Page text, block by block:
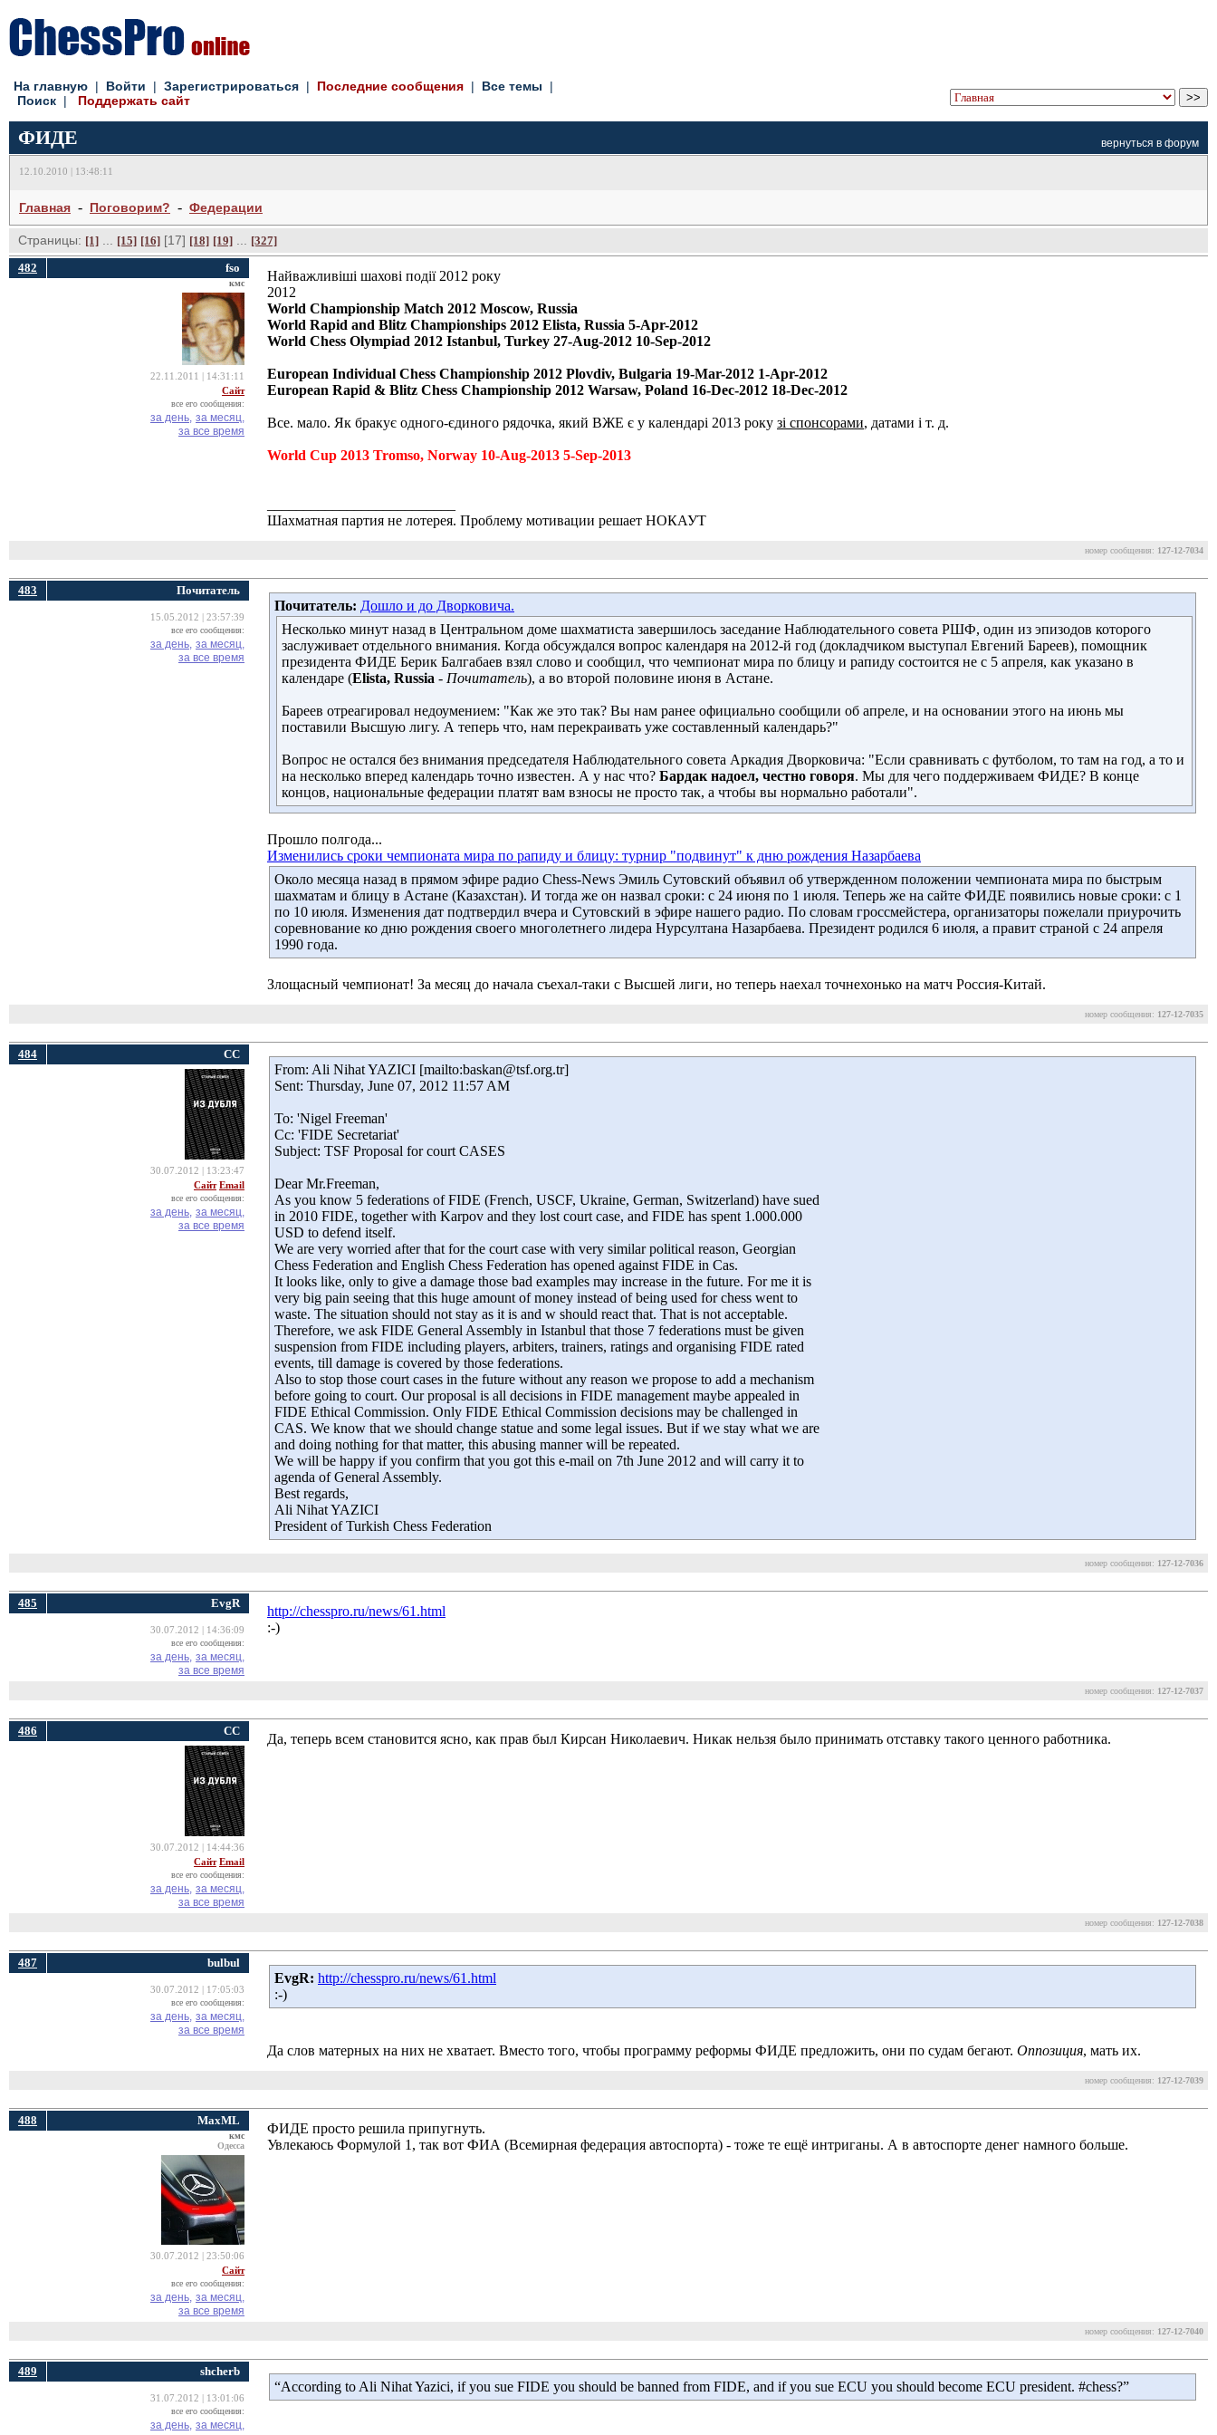
На главную | Войти | Зарегистрироваться | Последние сообщения | Все темы |
Поиск | Поддержать сайт
ФИДЕ вернуться в форум
12.10.2010 | 13:48:11
Главная - Поговорим? - Федерации
Страницы: [1] [15] [16] [17] [18] [19]
[327]
482
fso
кмс
22.11.2011 | 14:31:11
Сайт
все его сообщения:
за день, за месяц,
за все время
Найважливіші шахові події 2012 року
2012
World Championship Match 2012 Moscow, Russia
World Rapid and Blitz Championships 2012 Elista, Russia 5-Apr-2012
World Chess Olympiad 2012 Istanbul, Turkey 27-Aug-2012 10-Sep-2012
European Individual Chess Championship 2012 Plovdiv, Bulgaria 19-Mar-2012 1-Apr-2012
European Rapid & Blitz Chess Championship 2012 Warsaw, Poland 16-Dec-2012 18-Dec-2012
Все. мало. Як бракує одного-єдиного рядочка, який ВЖЕ є у календарі 2013 року зі спонсорами, датами і т. д.
World Cup 2013 Tromso, Norway 10-Aug-2013 5-Sep-2013
Шахматная партия не лотерея. Проблему мотивации решает НОКАУТ
номер сообщения: 127-12-7034
483 Почитатель
15.05.2012 | 23:57:39
все его сообщения:
за день, за месяц,
за все время
Почитатель: Дошло и до Дворковича.
Несколько минут назад в Центральном доме шахматиста завершилось заседание Наблюдательного совета РШФ, один из эпизодов которого
заслуживает отдельного внимания. Когда обсуждался вопрос календаря на 2012-й год (докладчиком выступал Евгений Бареев), помощник
президента ФИДЕ Берик Балгабаев взял слово и сообщил, что чемпионат мира по блицу и рапиду состоится не с 5 апреля, как указано в
календаре (Elista, Russia - Почитатель), а во второй половине июня в Астане.
Бареев отреагировал недоумением: "Как же это так? Вы нам ранее официально сообщили об апреле, и на основании этого на июнь мы
поставили Высшую лигу. А теперь что, нам перекраивать уже составленный календарь?"
Вопрос не остался без внимания председателя Наблюдательного совета Аркадия Дворковича: "Если сравнивать с футболом, то там на год, а то и
на несколько вперед календарь точно известен. А у нас что? Бардак надоел, честно говоря. Мы для чего поддерживаем ФИДЕ? В конце
концов, национальные федерации платят вам взносы не просто так, а чтобы вы нормально работали".
Прошло полгода...
Изменились сроки чемпионата мира по рапиду и блицу: турнир "подвинут" к дню рождения Назарбаева
Около месяца назад в прямом эфире радио Chess-News Эмиль Сутовский объявил об утвержденном положении чемпионата мира по быстрым
шахматам и блицу в Астане (Казахстан). И тогда же он назвал сроки: с 24 июня по 1 июля. Теперь же на сайте ФИДЕ появились новые сроки: c 1
по 10 июля. Изменения дат подтвердил вчера и Сутовский в эфире нашего радио. По словам гроссмейстера, организаторы пожелали приурочить
соревнование ко дню рождения своего многолетнего лидера Нурсултана Назарбаева. Президент родился 6 июля, а правит страной с 24 апреля
1990 года.
Злощасный чемпионат! За месяц до начала съехал-таки с Высшей лиги, но теперь наехал точнехонько на матч Россия-Китай.
номер сообщения: 127-12-7035
484 СС
30.07.2012 | 13:23:47
Сайт Email
все его сообщения:
за день, за месяц,
за все время
From: Ali Nihat YAZICI [mailto:baskan@tsf.org.tr]
Sent: Thursday, June 07, 2012 11:57 AM
To: 'Nigel Freeman'
Cc: 'FIDE Secretariat'
Subject: TSF Proposal for court CASES
Dear Mr.Freeman,
As you know 5 federations of FIDE (French, USCF, Ukraine, German, Switzerland) have sued
in 2010 FIDE, together with Karpov and they lost court case, and FIDE has spent 1.000.000
USD to defend itself.
We are very worried after that for the court case with very similar political reason, Georgian
Chess Federation and English Chess Federation has opened against FIDE in Cas.
It looks like, only to give a damage those bad examples may increase in the future. For me it is
very big pain seeing that this huge amount of money instead of being used for chess went to
waste. The situation should not stay as it is and w should react that. That is not acceptable.
Therefore, we ask FIDE General Assembly in Istanbul that those 7 federations must be given
suspension from FIDE including players, arbiters, trainers, ratings and organising FIDE rated
events, till damage is covered by those federations.
Also to stop those court cases in the future without any reason we propose to add a mechanism
before going to court. Our proposal is all decisions in FIDE management maybe appealed in
FIDE Ethical Commission. Only FIDE Ethical Commission decisions may be challenged in
CAS. We know that we should change statue and some legal issues. But if we stay what we are
and doing nothing for that matter, this abusing manner will be repeated.
We will be happy if you confirm that you got this e-mail on 7th June 2012 and will carry it to
agenda of General Assembly.
Best regards,
Ali Nihat YAZICI
President of Turkish Chess Federation
номер сообщения: 127-12-7036
485 EvgR
30.07.2012 | 14:36:09
все его сообщения:
за день, за месяц,
за все время
http://chesspro.ru/news/61.html
:-)
номер сообщения: 127-12-7037
486 СС
30.07.2012 | 14:44:36
Сайт Email
все его сообщения:
за день, за месяц,
за все время
Да, теперь всем становится ясно, как прав был Кирсан Николаевич. Никак нельзя было принимать отставку такого ценного работника.
номер сообщения: 127-12-7038
487 bulbul
30.07.2012 | 17:05:03
все его сообщения:
за день, за месяц,
за все время
EvgR: http://chesspro.ru/news/61.html
:-)
Да слов матерных на них не хватает. Вместо того, чтобы программу реформы ФИДЕ предложить, они по судам бегают. Оппозиция, мать их.
номер сообщения: 127-12-7039
488 MaxML
кмс
Одесса
30.07.2012 | 23:50:06
Сайт
все его сообщения:
за день, за месяц,
за все время
ФИДЕ просто решила припугнуть.
Увлекаюсь Формулой 1, так вот ФИА (Всемирная федерация автоспорта) - тоже те ещё интриганы. А в автоспорте денег намного больше.
номер сообщения: 127-12-7040
489 shcherb
31.07.2012 | 13:01:06
все его сообщения:
за день, за месяц,
“According to Ali Nihat Yazici, if you sue FIDE you should be banned from FIDE, and if you sue ECU you should become ECU president. #chess?”